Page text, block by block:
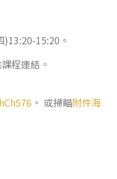
15:20。
程連結。
。 或掃瞄附件海